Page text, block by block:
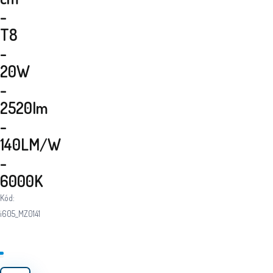
-
T8
-
20W
-
2520lm
-
140LM/W
-
6000K
Kód:
i605_MZ0141